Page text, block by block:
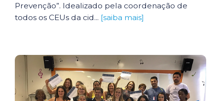
Prevenção”. Idealizado pela coordenação de
todos os CEUs da cid... [saiba mais]